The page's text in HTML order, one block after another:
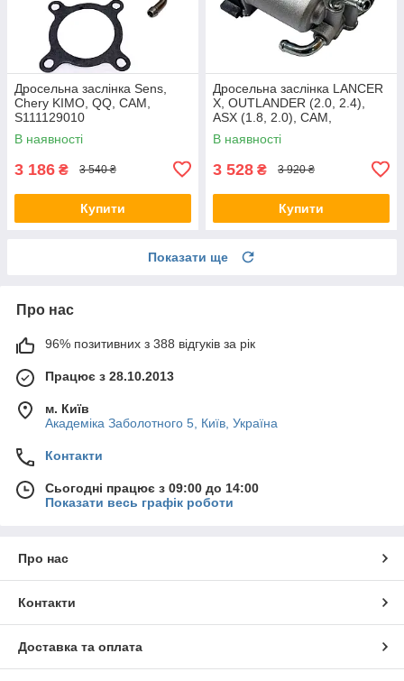
Дросельна заслінка Sens,
Chery KIMO, QQ, CAM,
S111129010
В наявності
3 186 ₴ 3 540 ₴
Купити
Дросельна заслінка LANCER
X, OUTLANDER (2.0, 2.4),
ASX (1.8, 2.0), CAM,
1450A101
В наявності
3 528 ₴ 3 920 ₴
Купити
Показати ще
Про нас
96% позитивних з 388 відгуків за рік
Працює з 28.10.2013
м. Київ
Академіка Заболотного 5, Київ, Україна
Контакти
Сьогодні працює з 09:00 до 14:00
Показати весь графік роботи
Про нас
Контакти
Доставка та оплата